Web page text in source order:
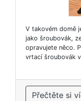
V takovém domě
jako šroubovák,
opravujete něco.
vrtací šroubovák
Přečtěte si